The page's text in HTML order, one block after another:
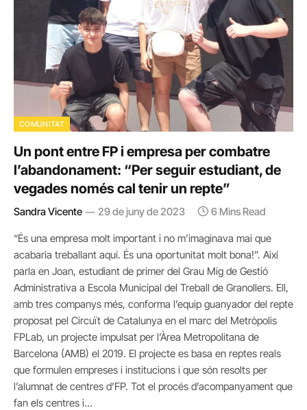
COMUNITAT
Un pont entre FP i empresa per combatre
l’abandonament: “Per seguir estudiant, de
vegades només cal tenir un repte”
Sandra Vicente 29 de juny de 2023 6 Mins Read
“És una empresa molt important i no m’imaginava mai que
acabaria treballant aquí. És una oportunitat molt bona!”. Així
parla en Joan, estudiant de primer del Grau Mig de Gestió
Administrativa a Escola Municipal del Treball de Granollers. Ell,
amb tres companys més, conforma l’equip guanyador del repte
proposat pel Circuït de Catalunya en el marc del Metròpolis
FPLab, un projecte impulsat per l’Àrea Metropolitana de
Barcelona (AMB) el 2019. El projecte es basa en reptes reals
que formulen empreses i institucions i que són resolts per
l’alumnat de centres d’FP. Tot el procés d’acompanyament que
fan els centres i…